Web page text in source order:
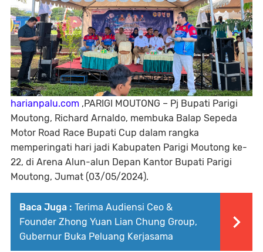
harianpalu.com ,PARIGI MOUTONG – Pj Bupati Parigi
Moutong, Richard Arnaldo, membuka Balap Sepeda
Motor Road Race Bupati Cup dalam rangka
memperingati hari jadi Kabupaten Parigi Moutong ke-
22, di Arena Alun-alun Depan Kantor Bupati Parigi
Moutong, Jumat (03/05/2024).
Baca Juga : Terima Audiensi Ceo &
Founder Zhong Yuan Lian Chung Group,
Gubernur Buka Peluang Kerjasama